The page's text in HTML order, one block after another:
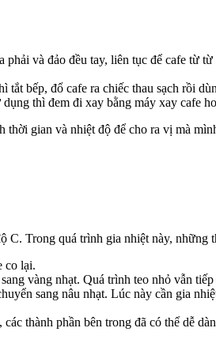
và đảo đều tay, liên tục để cafe từ
bếp, đổ cafe ra chiếc thau sạch rồi
thì đem đi xay bằng máy xay cafe
gian và nhiệt độ để cho ra vị mà
Trong quá trình gia nhiệt này, những
co lại.
vàng nhạt. Quá trình teo nhỏ vẫn
sang nâu nhạt. Lúc này cần gia
thành phần bên trong đã có thể dễ